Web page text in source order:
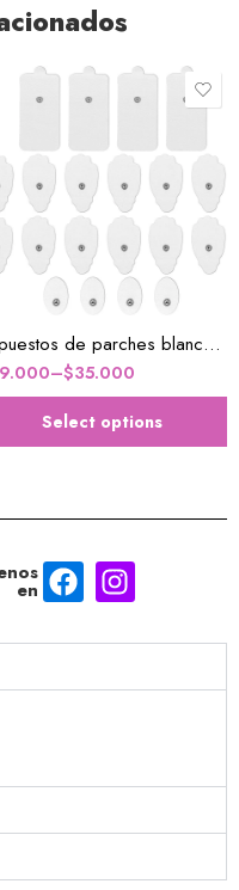
Repuestos de parches blancos almohadillas para TENS y EMS
–$35.000
Pequeño
Mediano
Grande
Select options
en